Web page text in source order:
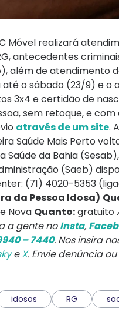
Móvel realizará
antecedentes
além de atendimento
o sábado (23/9) e o
3x4 e certidão de
sem retoque, e
através de um site.
Saúde Mais Perto
da Bahia
(Saeb)
(71) 4020-5353
da Pessoa Idosa)
Nova Quanto:gratuito
a gente noInsta,
– 7440. Nos insira
eX. Envie denúncia
idosos RG